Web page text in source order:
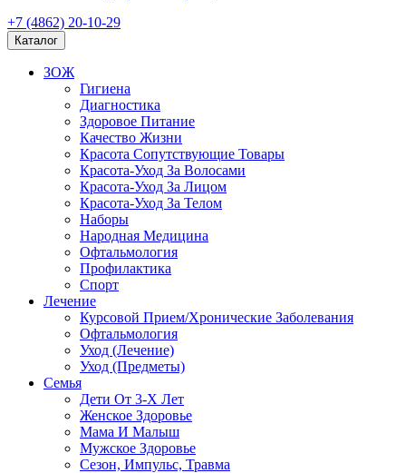
+7 (4862) 20-10-29
Каталог
ЗОЖ
Гигиена
Диагностика
Здоровое Питание
Качество Жизни
Красота Сопутствующие Товары
Красота-Уход За Волосами
Красота-Уход За Лицом
Красота-Уход За Телом
Наборы
Народная Медицина
Офтальмология
Профилактика
Спорт
Лечение
Курсовой Прием/Хронические Заболевания
Офтальмология
Уход (Лечение)
Уход (Предметы)
Семья
Дети От 3-Х Лет
Женское Здоровье
Мама И Малыш
Мужское Здоровье
Сезон, Импульс, Травма